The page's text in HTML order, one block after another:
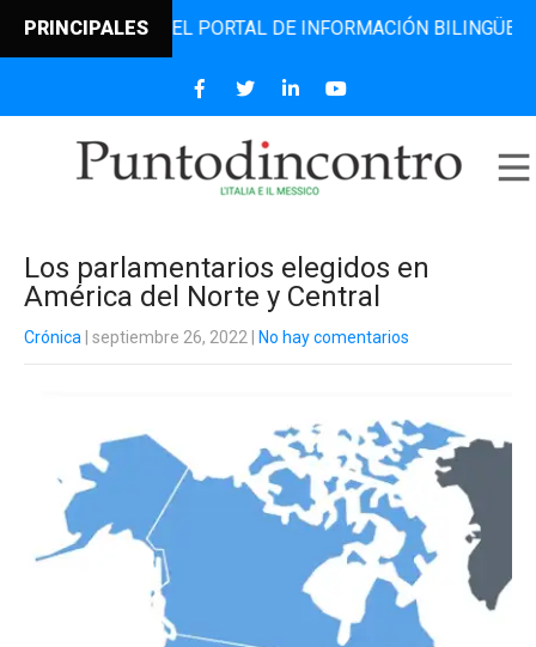
PRINCIPALESEL PORTAL DE INFORMACIÓN BILINGÜE QUE
Los parlamentarios elegidos en
América del Norte y Central
Crónica | septiembre 26, 2022 No hay comentarios